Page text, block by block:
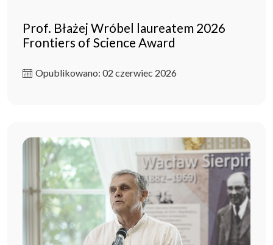
Prof. Błażej Wróbel laureatem 2026
Frontiers of Science Award
Opublikowano: 02 czerwiec 2026